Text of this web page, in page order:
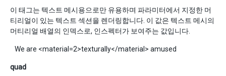
이 태그는 텍스트 메시용으로만 유용하며 파라미터에서 지정한 머
티리얼이 있는 텍스트 섹션을 렌더링합니다. 이 값은 텍스트 메시의
머티리얼 배열의 인덱스로, 인스펙터가 보여주는 값입니다.
We are <material=2>texturally</material> amused
quad